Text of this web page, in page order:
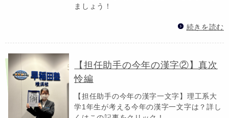
ましょう！
続きを読む
【担任助手の今年の漢字②】真次
怜編
【担任助手の今年の漢字一文字】理工系大
学1年生が考える今年の漢字一文字は？詳し